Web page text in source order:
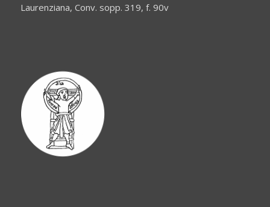
Laurenziana, Conv. sopp. 319, f. 90v